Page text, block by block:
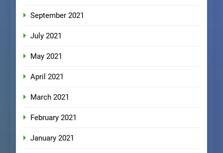
September 2021
July 2021
May 2021
April 2021
March 2021
February 2021
January 2021